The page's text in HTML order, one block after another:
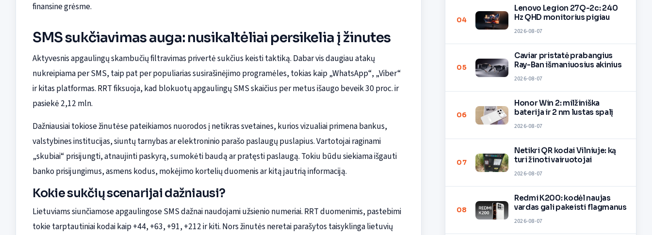
finansine grėsme.
SMS sukčiavimas auga: nusikaltėliai persikelia į žinutes
Aktyvesnis apgaulingų skambučių filtravimas privertė sukčius keisti taktiką. Dabar vis daugiau atakų
nukreipiama per SMS, taip pat per populiarias susirašinėjimo programėles, tokias kaip „WhatsApp“, „Viber“
ir kitas platformas. RRT fiksuoja, kad blokuotų apgaulingų SMS skaičius per metus išaugo beveik 30 proc. ir
pasiekė 2,12 mln.
Dažniausiai tokiose žinutėse pateikiamos nuorodos į netikras svetaines, kurios vizualiai primena bankus,
valstybines institucijas, siuntų tarnybas ar elektroninio parašo paslaugų puslapius. Vartotojai raginami
„skubiai“ prisijungti, atnaujinti paskyrą, sumokėti baudą ar pratęsti paslaugą. Tokiu būdu siekiama išgauti
banko prisijungimus, asmens kodus, mokėjimo kortelių duomenis ar kitą jautrią informaciją.
Kokie sukčių scenarijai dažniausi?
Lietuviams siunčiamose apgaulingose SMS dažnai naudojami užsienio numeriai. RRT duomenimis, pastebimi
tokie tarptautiniai kodai kaip +44, +63, +91, +212 ir kiti. Nors žinutės neretai parašytos taisyklinga lietuvių
04
Lenovo Legion 27Q-2c: 240
Hz QHD monitorius pigiau
2026-08-07
05
Caviar pristatė prabangius
Ray-Ban išmaniuosius akinius
2026-08-07
06
Honor Win 2: milžiniška
baterija ir 2 nm lustas spalį
2026-08-07
07
Netikri QR kodai Vilniuje: ką
turi žinoti vairuotojai
2026-08-07
08
Redmi K200: kodėl naujas
vardas gali pakeisti flagmanus
2026-08-07